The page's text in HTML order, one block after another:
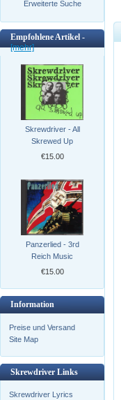
Erweiterte Suche
Empfohlene Artikel -
[mehr]
Skrewdriver - All
Skrewed Up
€15.00
Panzerlied - 3rd
Reich Music
€15.00
Information
Preise und Versand
Site Map
Skrewdriver Links
Skrewdriver Lyrics